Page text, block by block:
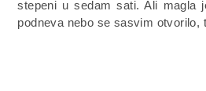
stepeni u sedam sati. Ali magla
podneva nebo se sasvim